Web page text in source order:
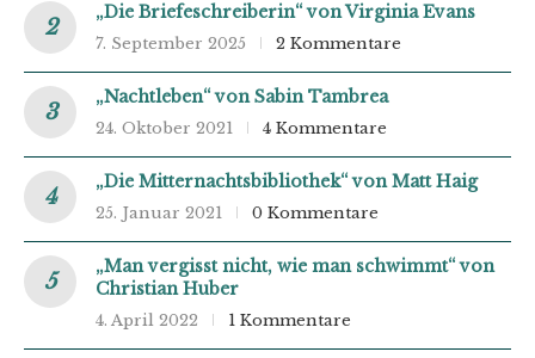
„Die Briefeschreiberin“ von Virginia Evans
7. September 2025 2 Kommentare
„Nachtleben“ von Sabin Tambrea
24. Oktober 2021 4 Kommentare
„Die Mitternachtsbibliothek“ von Matt Haig
25. Januar 2021 0 Kommentare
„Man vergisst nicht, wie man schwimmt“ von
Christian Huber
4. April 2022 1 Kommentare